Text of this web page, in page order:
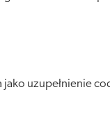
uzupełnienie